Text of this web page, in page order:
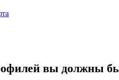
вы должны